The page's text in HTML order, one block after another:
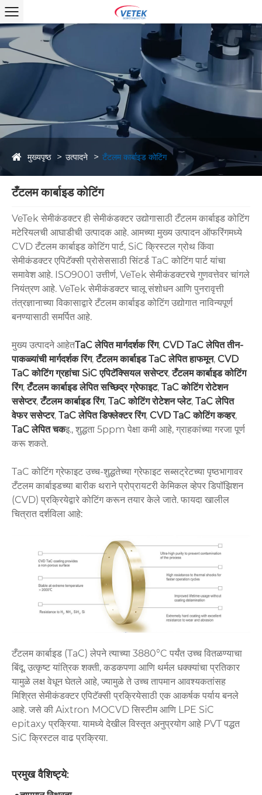
मुख्यपृष्ठ उत्पादने टँटलम कार्बाइड कोटिंग
टँटलम कार्बाइड कोटिंग
VeTek सेमीकंडक्टर ही सेमीकंडक्टर उद्योगासाठी टँटलम कार्बाइड कोटिंग
मटेरियलची आघाडीची उत्पादक आहे. आमच्या मुख्य उत्पादन ऑफरिंगमध्ये
CVD टँटलम कार्बाइड कोटिंग पार्ट, SiC क्रिस्टल ग्रोथ किंवा
सेमीकंडक्टर एपिटॅक्सी प्रोसेससाठी सिंटर्ड TaC कोटिंग पार्ट यांचा
समावेश आहे. ISO9001 उत्तीर्ण, VeTek सेमीकंडक्टरचे गुणवत्तेवर चांगले
नियंत्रण आहे. VeTek सेमीकंडक्टर चालू संशोधन आणि पुनरावृत्ती
तंत्रज्ञानाच्या विकासाद्वारे टँटलम कार्बाइड कोटिंग उद्योगात नाविन्यपूर्ण
बनण्यासाठी समर्पित आहे.
मुख्य उत्पादने आहेतTaC लेपित मार्गदर्शक रिंग, CVD TaC लेपित तीन-
पाकळ्यांची मार्गदर्शक रिंग,टँटलम कार्बाइड TaC लेपित हाफमून, CVD
TaC कोटिंग ग्रहांचा SiC एपिटॅक्सियल ससेप्टर,टँटलम कार्बाइड कोटिंग
रिंग,टँटलम कार्बाइड लेपित सच्छिद्र ग्रेफाइट, TaC कोटिंग रोटेशन
ससेप्टर,टँटलम कार्बाइड रिंग, TaC कोटिंग रोटेशन प्लेट, TaC लेपित
वेफर ससेप्टर, TaC लेपित डिफ्लेक्टर रिंग, CVD TaC कोटिंग कव्हर,
TaC लेपित चकइ., शुद्धता 5ppm पेक्षा कमी आहे, ग्राहकांच्या गरजा पूर्ण
करू शकते.
TaC कोटिंग ग्रेफाइट उच्च-शुद्धतेच्या ग्रेफाइट सब्सट्रेटच्या पृष्ठभागावर
टँटलम कार्बाइडच्या बारीक थराने प्रोप्रायटरी केमिकल व्हेपर डिपॉझिशन
(CVD) प्रक्रियेद्वारे कोटिंग करून तयार केले जाते. फायदा खालील
चित्रात दर्शविला आहे:
टँटलम कार्बाइड (TaC) लेपने त्याच्या 3880°C पर्यंत उच्च वितळण्याचा
बिंदू, उत्कृष्ट यांत्रिक शक्ती, कडकपणा आणि थर्मल धक्क्यांचा प्रतिकार
यामुळे लक्ष वेधून घेतले आहे, ज्यामुळे ते उच्च तापमान आवश्यकतांसह
मिश्रित सेमीकंडक्टर एपिटॅक्सी प्रक्रियेसाठी एक आकर्षक पर्याय बनले
आहे. जसे की Aixtron MOCVD सिस्टीम आणि LPE SiC
epitaxy प्रक्रिया. यामध्ये देखील विस्तृत अनुप्रयोग आहे PVT पद्धत
SiC क्रिस्टल वाढ प्रक्रिया.
प्रमुख वैशिष्ट्ये: